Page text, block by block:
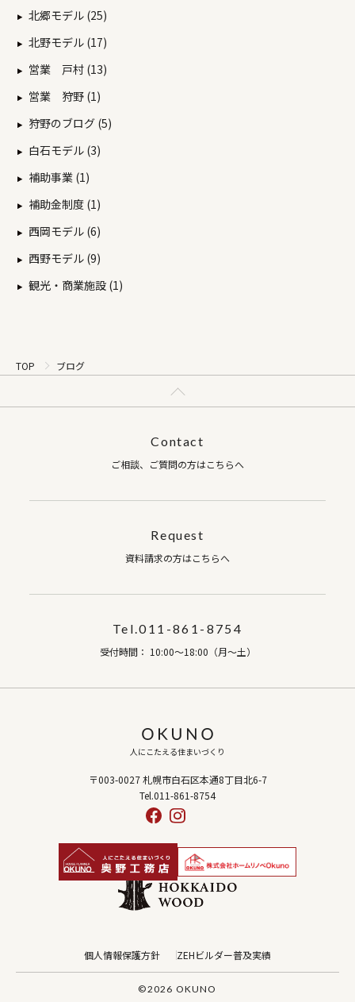
北郷モデル (25)
北野モデル (17)
営業 戸村 (13)
営業 狩野 (1)
狩野のブログ (5)
白石モデル (3)
補助事業 (1)
補助金制度 (1)
西岡モデル (6)
西野モデル (9)
観光・商業施設 (1)
TOP ブログ
Contact
ご相談、ご質問の方はこちらへ
Request
資料請求の方はこちらへ
Tel.011-861-8754
受付時間： 10:00～18:00（月～土）
人にこたえる住まいづくり
〒003-0027 札幌市白石区本通8丁目北6-7
Tel.011-861-8754
個人情報保護方針 ZEHビルダー普及実績
©2026 OKUNO